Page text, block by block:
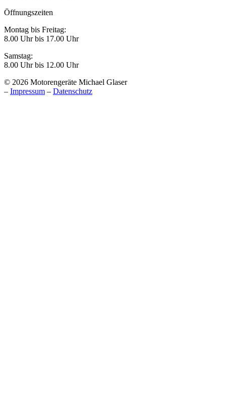
Öffnungszeiten
Montag bis Freitag:
8.00 Uhr bis 17.00 Uhr
Samstag:
8.00 Uhr bis 12.00 Uhr
© 2026 Motorengeräte Michael Glaser
– Impressum – Datenschutz